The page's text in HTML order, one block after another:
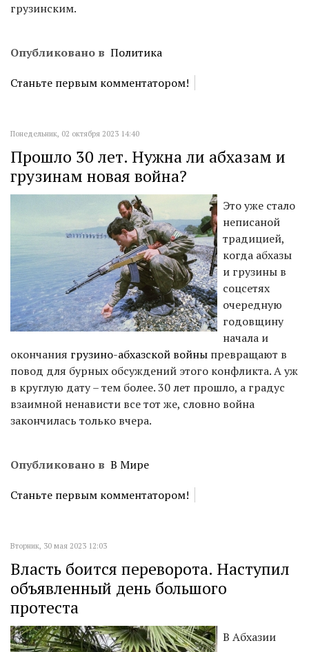
грузинским.
Опубликовано в Политика
Станьте первым комментатором!
Понедельник, 02 октября 2023 14:40
Прошло 30 лет. Нужна ли абхазам и
грузинам новая война?
Это уже стало
неписаной
традицией,
когда абхазы
и грузины в
соцсетях
очередную
годовщину
начала и
окончания грузино-абхазской войны превращают в
повод для бурных обсуждений этого конфликта. А уж
в круглую дату – тем более. 30 лет прошло, а градус
взаимной ненависти все тот же, словно война
закончилась только вчера.
Опубликовано в В Мире
Станьте первым комментатором!
Вторник, 30 мая 2023 12:03
Власть боится переворота. Наступил
объявленный день большого
протеста
В Абхазии